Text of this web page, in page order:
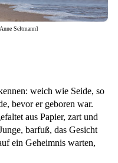
Seltmann]
weich wie Seide, so
bevor er geboren war.
aus Papier, zart und
barfuß, das Gesicht
ein Geheimnis warten,